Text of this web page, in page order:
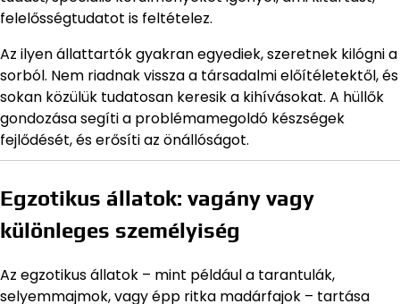
felelősségtudatot is feltételez.
Az ilyen állattartók gyakran egyediek, szeretnek kilógni a
sorból. Nem riadnak vissza a társadalmi előítéletektől, és
sokan közülük tudatosan keresik a kihívásokat. A hüllők
gondozása segíti a problémamegoldó készségek
fejlődését, és erősíti az önállóságot.
Egzotikus állatok: vagány vagy
különleges személyiség
Az egzotikus állatok – mint például a tarantulák,
selyemmajmok, vagy épp ritka madárfajok – tartása